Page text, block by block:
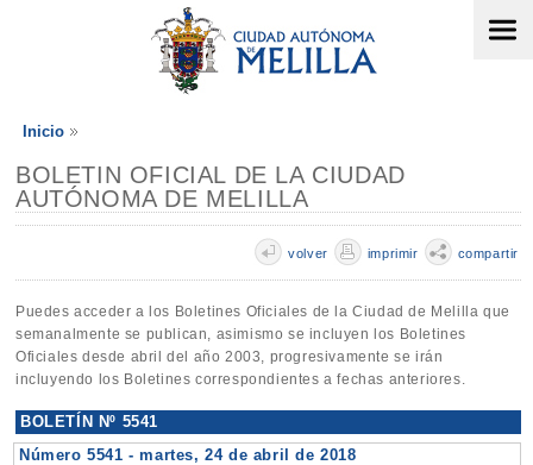
Inicio
BOLETIN OFICIAL DE LA CIUDAD
AUTÓNOMA DE MELILLA
volver imprimir compartir
Puedes acceder a los Boletines Oficiales de la Ciudad de Melilla que
semanalmente se publican, asimismo se incluyen los Boletines
Oficiales desde abril del año 2003, progresivamente se irán
incluyendo los Boletines correspondientes a fechas anteriores.
BOLETÍN Nº 5541
Número 5541 - martes, 24 de abril de 2018